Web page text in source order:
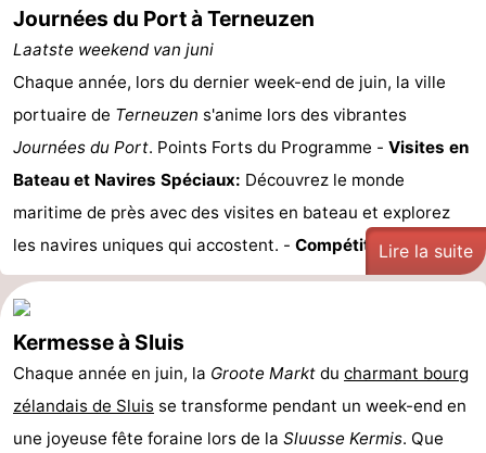
Journées du Port à Terneuzen
Laatste weekend van juni
Chaque année, lors du dernier week-end de juin, la ville
portuaire de Terneuzen s'anime lors des vibrantes
Journées du Port. Points Forts du Programme - Visites en
Bateau et Navires Spéciaux: Découvrez le monde
maritime de près avec des visites en bateau et explorez
les navires uniques qui accostent. - Compétitions ...Lire la suite
Kermesse à Sluis
Chaque année en juin, la Groote Markt du charmant bourg
zélandais de Sluis se transforme pendant un week-end en
une joyeuse fête foraine lors de la Sluusse Kermis. Que